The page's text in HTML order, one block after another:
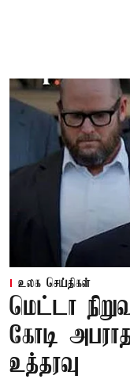
உலக செய்திகள்
மெட்டா
கோடி
உத்தரவு